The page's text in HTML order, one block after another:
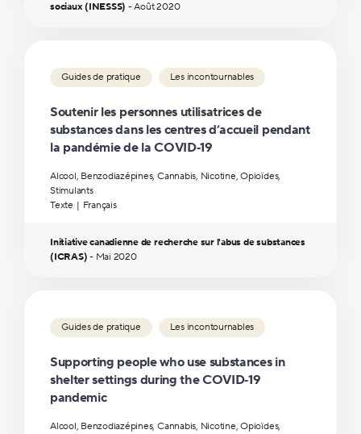
sociaux (INESSS) -Août2020
Guides de pratique Les incontournables
Soutenir les personnes utilisatrices de
substances dans les centres d’accueil pendant
la pandémie de la COVID‑19
Alcool, Benzodiazépines, Cannabis, Nicotine, Opioïdes,
Stimulants
Texte
Français
Initiative canadienne de recherche sur l'abus de substances
(ICRAS) - Mai 2020
Guides de pratique Les incontournables
Supporting people who use substances in
shelter settings during the COVID‑19
pandemic
Alcool, Benzodiazépines, Cannabis, Nicotine, Opioïdes,